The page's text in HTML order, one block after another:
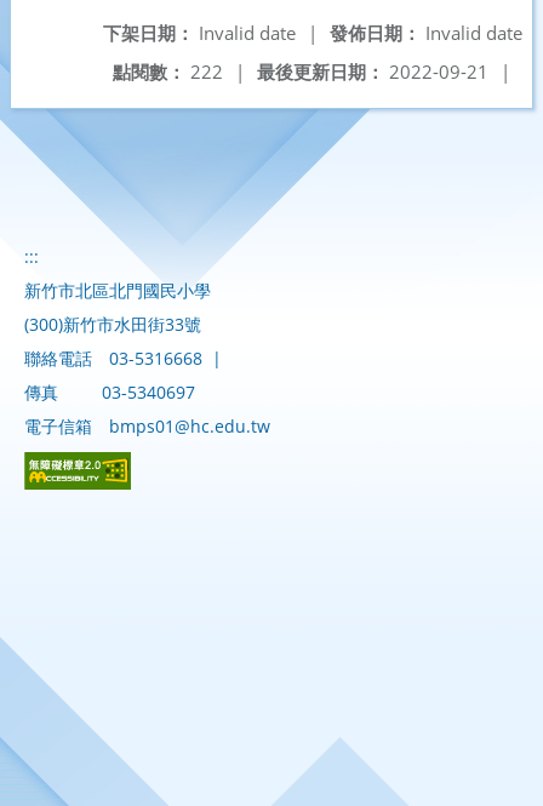
發佈日期： Invalid date
下架日期： Invalid date
|
最後更新日期： 2022-09-21 |
點閱數： 222 |
:::
新竹市北區北門國民小學
(300)新竹市水田街33號
聯絡電話
03-5316668 |
傳真
03-5340697
電子信箱
bmps01@hc.edu.tw